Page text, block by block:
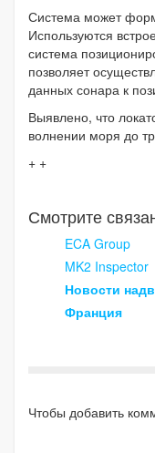
Система может
Используются
система
позволяет
данных сонара к
Выявлено, что
волнении моря до
+ +
Смотрите
ECA Group
MK2 Inspector
Новости
Франция
Чтобы добавить